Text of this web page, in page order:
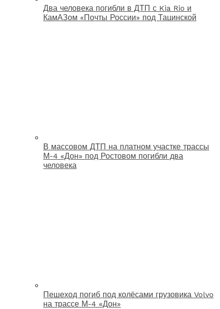
Два человека погибли в ДТП с Kia Rio и
КамАЗом «Почты России» под Тацинской
В массовом ДТП на платном участке трассы
М-4 «Дон» под Ростовом погибли два
человека
Пешеход погиб под колёсами грузовика Volvo
на трассе М-4 «Дон»